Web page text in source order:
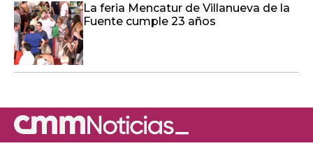
La feria Mencatur de Villanueva de la
Fuente cumple 23 años